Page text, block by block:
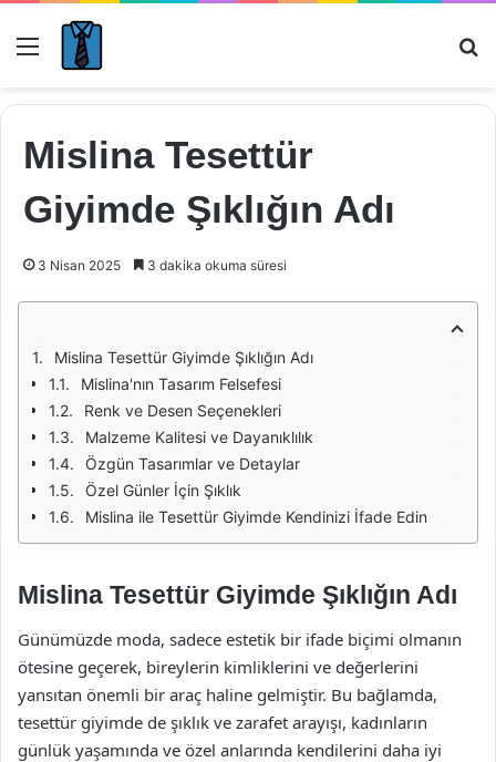
Menü
Mislina Tesettür
Giyimde Şıklığın Adı
3 Nisan 2025 3 dakika okuma süresi
Mislina Tesettür Giyimde Şıklığın Adı
Mislina'nın Tasarım Felsefesi
Renk ve Desen Seçenekleri
Malzeme Kalitesi ve Dayanıklılık
Özgün Tasarımlar ve Detaylar
Özel Günler İçin Şıklık
Mislina ile Tesettür Giyimde Kendinizi İfade Edin
Mislina Tesettür Giyimde Şıklığın Adı
Günümüzde moda, sadece estetik bir ifade biçimi olmanın
ötesine geçerek, bireylerin kimliklerini ve değerlerini
yansıtan önemli bir araç haline gelmiştir. Bu bağlamda,
tesettür giyimde de şıklık ve zarafet arayışı, kadınların
günlük yaşamında ve özel anlarında kendilerini daha iyi